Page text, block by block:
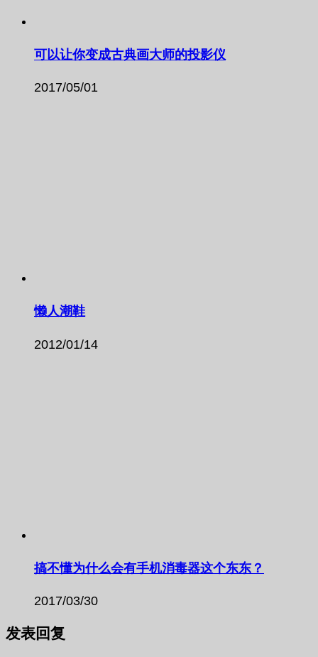
可以让你变成古典画大师的投影仪
2017/05/01
懒人潮鞋
2012/01/14
搞不懂为什么会有手机消毒器这个东东？
2017/03/30
发表回复